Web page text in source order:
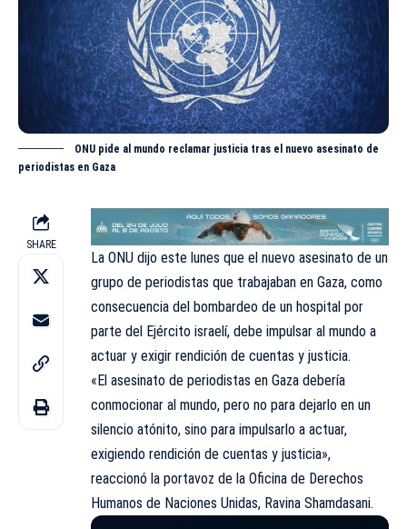
ONU pide al mundo reclamar justicia tras el nuevo asesinato de
periodistas en Gaza
SHARE
La ONU dijo este lunes que el nuevo asesinato de un
grupo de periodistas que trabajaban en Gaza, como
consecuencia del bombardeo de un hospital por
parte del Ejército israelí, debe impulsar al mundo a
actuar y exigir rendición de cuentas y justicia.
«El asesinato de periodistas en Gaza debería
conmocionar al mundo, pero no para dejarlo en un
silencio atónito, sino para impulsarlo a actuar,
exigiendo rendición de cuentas y justicia»,
reaccionó la portavoz de la Oficina de Derechos
Humanos de Naciones Unidas, Ravina Shamdasani.